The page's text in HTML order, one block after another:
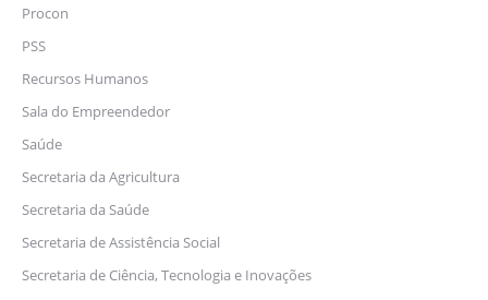
Procon
PSS
Recursos Humanos
Sala do Empreendedor
Saúde
Secretaria da Agricultura
Secretaria da Saúde
Secretaria de Assistência Social
Secretaria de Ciência, Tecnologia e Inovações